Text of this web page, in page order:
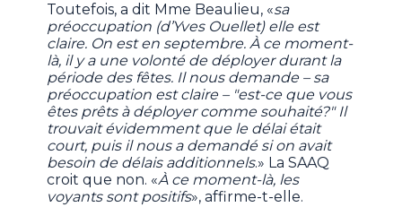
Toutefois, a dit Mme Beaulieu, «sa
préoccupation (d’Yves Ouellet) elle est
claire. On est en septembre. À ce moment-
là, il y a une volonté de déployer durant la
période des fêtes. Il nous demande – sa
préoccupation est claire – "est-ce que vous
êtes prêts à déployer comme souhaité?" Il
trouvait évidemment que le délai était
court, puis il nous a demandé si on avait
besoin de délais additionnels.» La SAAQ
croit que non. «À ce moment-là, les
voyants sont positifs», affirme-t-elle.